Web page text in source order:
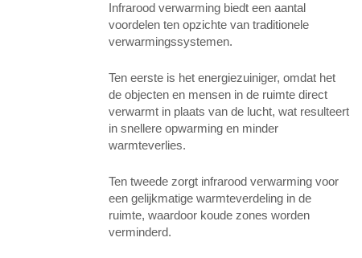
Infrarood verwarming biedt een aantal
voordelen ten opzichte van traditionele
verwarmingssystemen.
Ten eerste is het energiezuiniger, omdat het
de objecten en mensen in de ruimte direct
verwarmt in plaats van de lucht, wat resulteert
in snellere opwarming en minder
warmteverlies.
Ten tweede zorgt infrarood verwarming voor
een gelijkmatige warmteverdeling in de
ruimte, waardoor koude zones worden
verminderd.